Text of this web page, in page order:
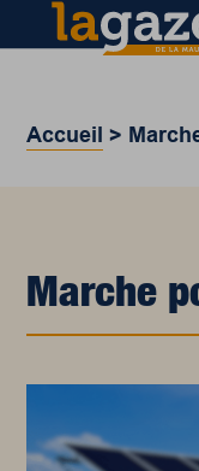
Accueil >
Marche